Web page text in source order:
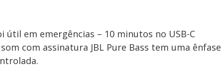
em emergências – 10 minutos no USB-C
com assinatura JBL Pure Bass tem uma ênfase